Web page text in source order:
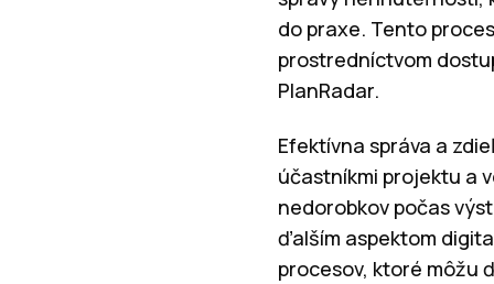
do praxe. Tento
prostredníctvom
PlanRadar.
Efektívna správa a
účastníkmi projektu a
nedorobkov počas
ďalším aspektom
procesov, ktoré môžu